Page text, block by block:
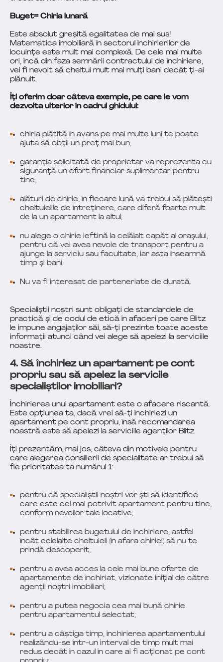
Buget= Chiria lunară
Este absolut greșită egalitatea de mai sus!
Matematica imobiliară în sectorul închirierilor de
locuințe este mult mai complexă. De cele mai multe
ori, încă din faza semnării contractului de închiriere,
vei fi nevoit să cheltui mult mai mulți bani decât ți-ai
plănuit.
Îți oferim doar câteva exemple, pe care le vom
dezvolta ulterior în cadrul ghidului:
chiria plătită în avans pe mai multe luni te poate
ajuta să obții un preț mai bun;
garanția solicitată de proprietar va reprezenta cu
siguranță un efort financiar suplimentar pentru
tine;
alături de chirie, în fiecare lună va trebui să plătești
cheltuielile de întreținere, care diferă foarte mult
de la un apartament la altul;
nu alege o chirie ieftină la celălalt capăt al orașului,
pentru că vei avea nevoie de transport pentru a
ajunge la serviciu sau facultate, iar asta înseamnă
timp și bani.
Nu va fi interesat de parteneriate de durată.
Specialiștii noștri sunt obligați de standardele de
practică și de codul de etică în afaceri pe care Blitz
le impune angajaților săi, să-ți prezinte toate aceste
informații atunci când vei alege să apelezi la serviciile
noastre.
4. Să închiriez un apartament pe cont
propriu sau să apelez la servicile
specialiștilor imobiliari?
Închirierea unui apartament este o afacere riscantă.
Este opțiunea ta, dacă vrei să-ți închiriezi un
apartament pe cont propriu, însă recomandarea
noastră este să apelezi la serviciile agenților Blitz.
Îți prezentăm, mai jos, câteva din motivele pentru
care alegerea consilierii de specialitate ar trebui să
fie prioritatea ta numărul 1:
pentru că specialiștii noștri vor ști să identifice
care este cel mai potrivit apartament pentru tine,
conform nevoilor tale locative;
pentru stabilirea bugetului de închiriere, astfel
încât celelalte cheltuieli (în afara chiriei) să nu te
prindă descoperit;
pentru a avea acces la cele mai bune oferte de
apartamente de închiriat, vizionate inițial de către
agenții noștri imobiliari;
pentru a putea negocia cea mai bună chirie
pentru apartamentul selectat;
pentru a câștiga timp, închirierea apartamentului
realizându-se într-un interval de timp mult mai
redus decât în cazul în care ai fi acționat pe cont